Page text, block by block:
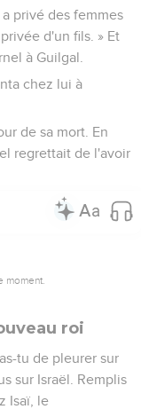
privé des femmes
d'un fils. » Et
à Guilgal.
chez lui à
de sa mort. En
regrettait de l'avoir
roi
tu de pleurer sur
sur Israël. Remplis
Isaï, le